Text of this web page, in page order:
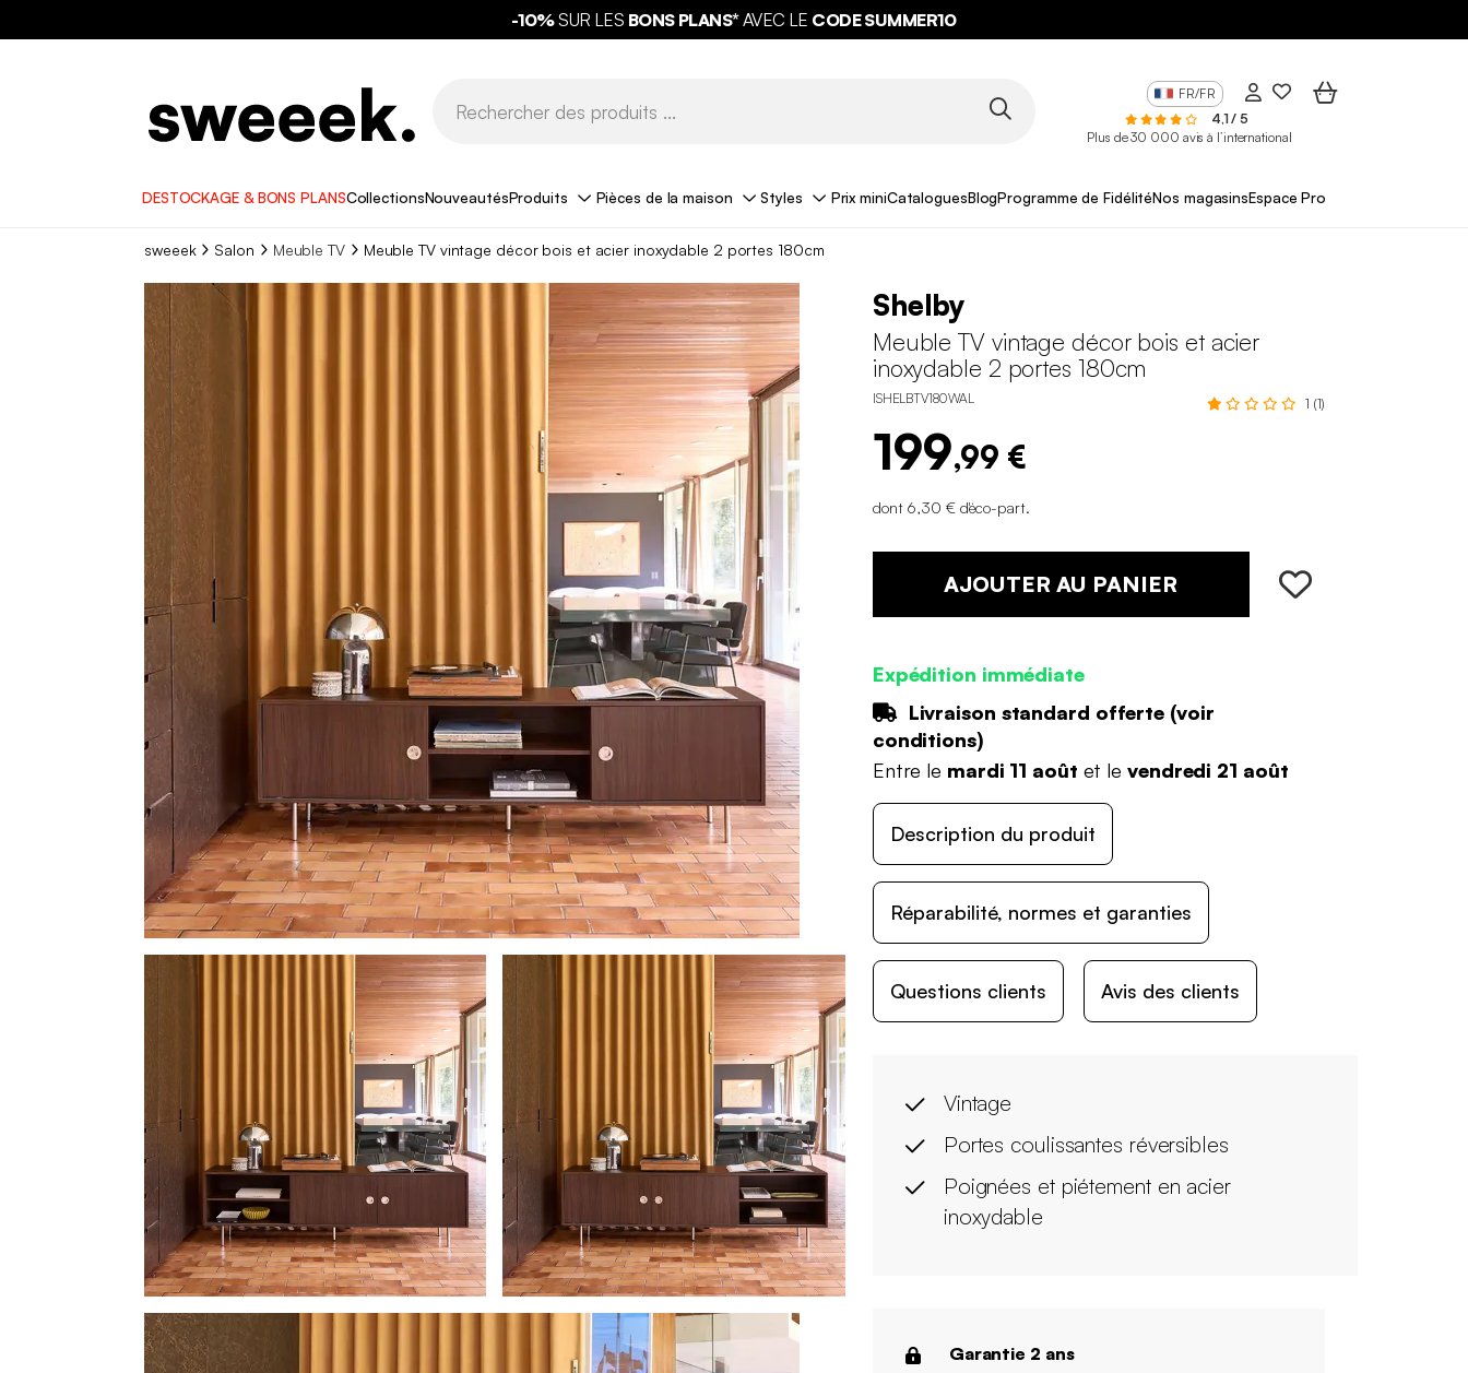
-10%SUR LES BONS PLANS*AVEC LE CODE SUMMER10
FR/FR
4,1 / 5
Plus de 30 000 avis à l’international
DESTOCKAGE & BONS PLANSCollectionsNouveautésProduits Pièces de la maison Styles Prix miniCataloguesBlogProgramme de FidélitéNos magasinsEspace Pro
sweeek Salon Meuble TV Meuble TV vintage décor bois et acier inoxydable 2 portes 180cm
Shelby
Meuble TV vintage décor bois et acier
inoxydable 2 portes 180cm
ISHELBTV180WAL 1 (1)
199,99 €
dont 6,30 € d'éco-part.
AJOUTER AU PANIER
Expédition immédiate
Livraison standard offerte (voir
conditions)
Entre le mardi 11 août et le vendredi 21 août
Description du produit
Réparabilité, normes et garanties
Questions clients Avis des clients
Vintage
Portes coulissantes réversibles
Poignées et piétement en acier
inoxydable
Garantie 2 ans